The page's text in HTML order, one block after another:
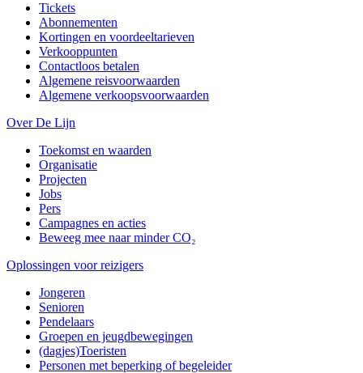
Tickets
Abonnementen
Kortingen en voordeeltarieven
Verkooppunten
Contactloos betalen
Algemene reisvoorwaarden
Algemene verkoopsvoorwaarden
Over De Lijn
Toekomst en waarden
Organisatie
Projecten
Jobs
Pers
Campagnes en acties
Beweeg mee naar minder CO₂
Oplossingen voor reizigers
Jongeren
Senioren
Pendelaars
Groepen en jeugdbewegingen
(dagjes)Toeristen
Personen met beperking of begeleider